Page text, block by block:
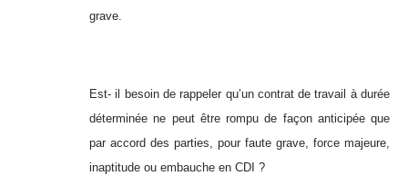
grave.
Est- il besoin de rappeler qu’un contrat de travail à durée
déterminée ne peut être rompu de façon anticipée que
par accord des parties, pour faute grave, force majeure,
inaptitude ou embauche en CDI ?